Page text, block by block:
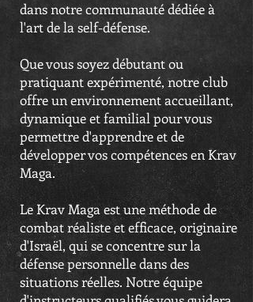
dans notre communauté dédiée à
l'art de la self-défense.
Que vous soyez débutant ou
pratiquant expérimenté, notre club
offre un environnement accueillant,
dynamique et familial pour vous
permettre d'apprendre et de
développer vos compétences en Krav
Maga.
Le Krav Maga est une méthode de
combat réaliste et efficace, originaire
d'Israël, qui se concentre sur la
défense personnelle dans des
situations réelles. Notre équipe